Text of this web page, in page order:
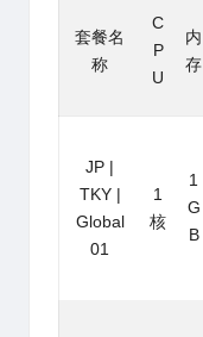
套餐名
称
C
P
U
内
存
JP |
TKY |
Global
01
1
核
1
G
B